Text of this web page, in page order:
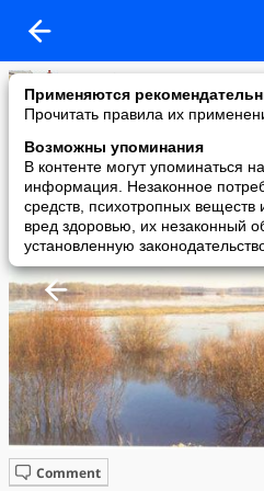
Применяются
Прочитать правила их
Возможны упоминания
В контенте могут упоминаться
информация. Незаконное
средств, психотропных веществ
вред здоровью, их незаконный
установленную
E.V.Geniy
added a photo
11 May в 11:14
Comment